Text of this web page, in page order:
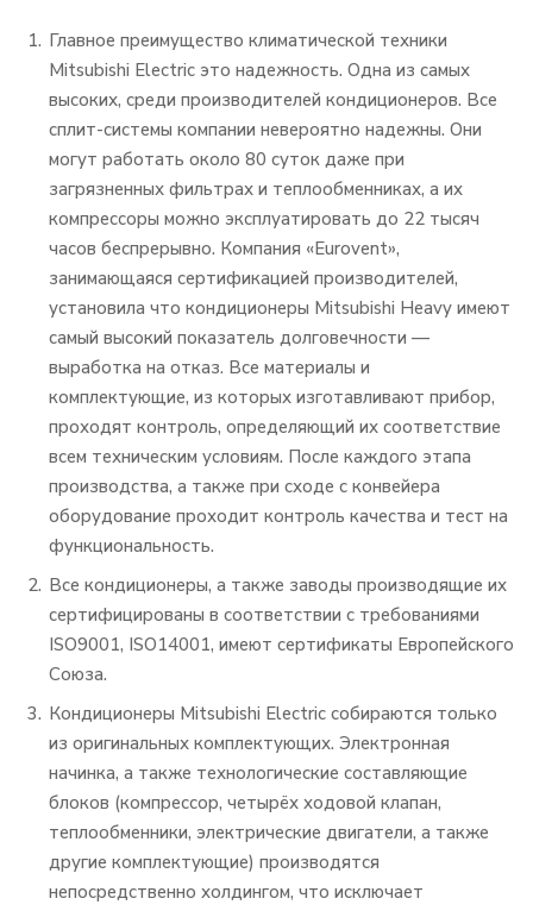
Главное преимущество климатической техники
Mitsubishi Electric это надежность. Одна из самых
высоких, среди производителей кондиционеров. Все
сплит-системы компании невероятно надежны. Они
могут работать около 80 суток даже при
загрязненных фильтрах и теплообменниках, а их
компрессоры можно эксплуатировать до 22 тысяч
часов беспрерывно. Компания «Eurovent»,
занимающаяся сертификацией производителей,
установила что кондиционеры Mitsubishi Heavy имеют
самый высокий показатель долговечности —
выработка на отказ. Все материалы и
комплектующие, из которых изготавливают прибор,
проходят контроль, определяющий их соответствие
всем техническим условиям. После каждого этапа
производства, а также при сходе с конвейера
оборудование проходит контроль качества и тест на
функциональность.
Все кондиционеры, а также заводы производящие их
сертифицированы в соответствии с требованиями
ISO9001, ISO14001, имеют сертификаты Европейского
Союза.
Кондиционеры Mitsubishi Electric собираются только
из оригинальных комплектующих. Электронная
начинка, а также технологические составляющие
блоков (компрессор, четырёх ходовой клапан,
теплообменники, электрические двигатели, а также
другие комплектующие) производятся
непосредственно холдингом, что исключает